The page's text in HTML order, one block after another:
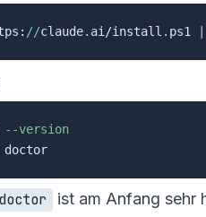
//claude. ai/install . ps1
--version
ist am Anfang sehr